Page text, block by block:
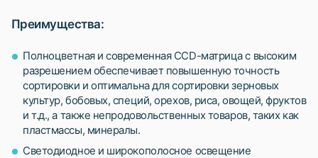
Преимущества:
Полноцветная и современная CCD-матрица с высоким
разрешением обеспечивает повышенную точность
сортировки и оптимальна для сортировки зерновых
культур, бобовых, специй, орехов, риса, овощей, фруктов
и т.д., а также непродовольственных товаров, таких как
пластмассы, минералы.
Светодиодное и широкополосное освещение